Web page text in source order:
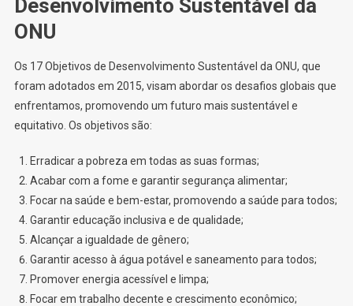
Desenvolvimento Sustentável da
ONU
Os 17 Objetivos de Desenvolvimento Sustentável da ONU, que
foram adotados em 2015, visam abordar os desafios globais que
enfrentamos, promovendo um futuro mais sustentável e
equitativo. Os objetivos são:
Erradicar a pobreza em todas as suas formas;
Acabar com a fome e garantir segurança alimentar;
Focar na saúde e bem-estar, promovendo a saúde para todos;
Garantir educação inclusiva e de qualidade;
Alcançar a igualdade de gênero;
Garantir acesso à água potável e saneamento para todos;
Promover energia acessível e limpa;
Focar em trabalho decente e crescimento econômico;